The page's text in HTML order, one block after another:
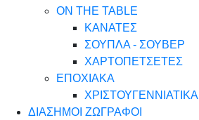
ON THE TABLE
ΚΑΝΑΤΕΣ
ΣΟΥΠΛΑ - ΣΟΥΒΕΡ
ΧΑΡΤΟΠΕΤΣΕΤΕΣ
ΕΠΟΧΙΑΚΑ
ΧΡΙΣΤΟΥΓΕΝΝΙΑΤΙΚΑ
ΔΙΑΣΗΜΟΙ ΖΩΓΡΑΦΟΙ